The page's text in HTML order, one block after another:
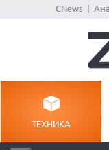
CNews|
ТЕХНИКА